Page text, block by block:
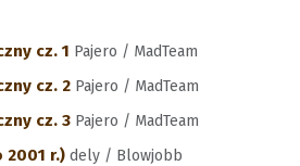
cz. 1 Pajero / MadTeam
cz. 2 Pajero / MadTeam
cz. 3 Pajero / MadTeam
r.) dely / Blowjobb